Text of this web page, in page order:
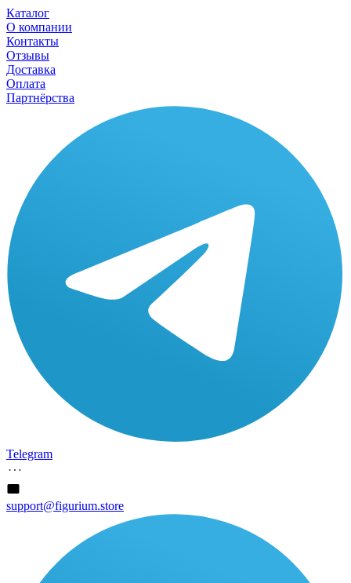
Каталог
О компании
Контакты
Отзывы
Доставка
Оплата
Партнёрства
Telegram
support@figurium.store